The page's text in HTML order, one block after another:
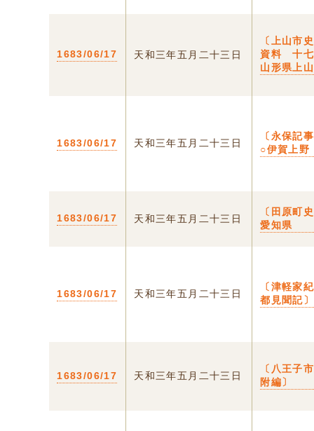
1683/06/17 天和三年五月二十三日
〔上山市
資料 十
山形県上
1683/06/17 天和三年五月二十三日
〔永保記
○伊賀上野
1683/06/17 天和三年五月二十三日
〔田原町
愛知県
1683/06/17 天和三年五月二十三日
〔津軽家
都見聞記〕
1683/06/17 天和三年五月二十三日
〔八王
附編〕